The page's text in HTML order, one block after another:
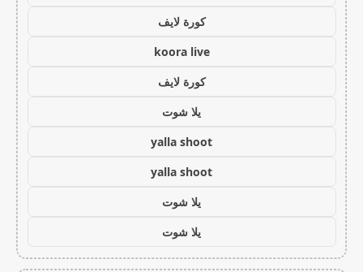
كورة لايف
koora live
كورة لايف
يلا شوت
yalla shoot
yalla shoot
يلا شوت
يلا شوت